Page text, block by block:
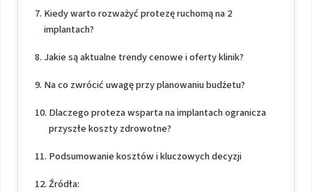
Kiedy warto rozważyć protezę ruchomą na 2
implantach?
Jakie są aktualne trendy cenowe i oferty klinik?
Na co zwrócić uwagę przy planowaniu budżetu?
Dlaczego proteza wsparta na implantach ogranicza
przyszłe koszty zdrowotne?
Podsumowanie kosztów i kluczowych decyzji
Źródła: